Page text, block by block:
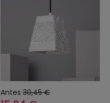
Antes 30,45 €